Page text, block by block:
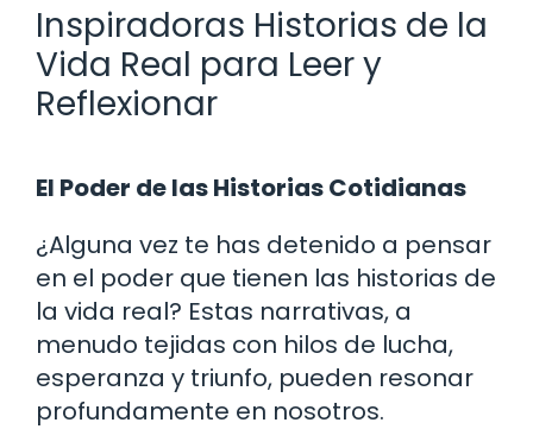
Inspiradoras Historias de la
Vida Real para Leer y
Reflexionar
El Poder de las Historias Cotidianas
¿Alguna vez te has detenido a pensar
en el poder que tienen las historias de
la vida real? Estas narrativas, a
menudo tejidas con hilos de lucha,
esperanza y triunfo, pueden resonar
profundamente en nosotros.